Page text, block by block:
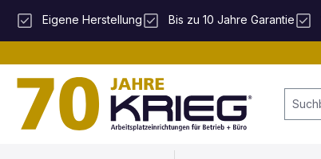
Hauptinhalt springen
Zur Suche springen
Zur Hauptnavigation springen
Eigene Herstellung Bis zu 10 Jahre Garantie